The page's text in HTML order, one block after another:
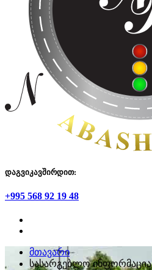
დაგვიკავშირდით:
+995 568 92 19 48
მთავარი
სასარგებლო ინფორმაცია